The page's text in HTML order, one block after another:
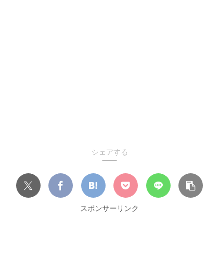
シェアする
スポンサーリンク